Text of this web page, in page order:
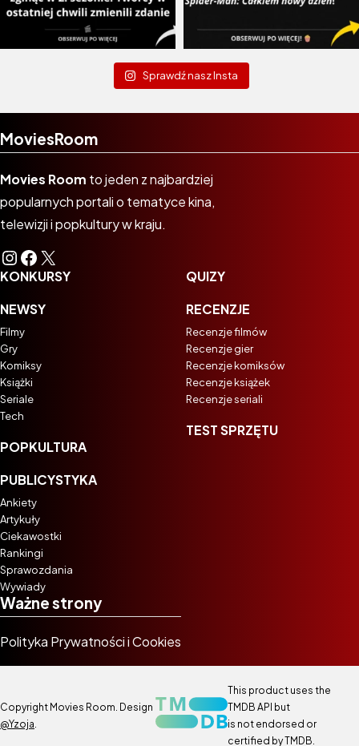
Sprawdź nasz Insta
MoviesRoom
Movies Room to jeden z najbardziej
popularnych portali o tematyce kina,
telewizji i popkultury w kraju.
Instagram
Facebook
X
KONKURSY
NEWSY
Filmy
Gry
Komiksy
Książki
Seriale
Tech
POPKULTURA
PUBLICYSTYKA
Ankiety
Artykuły
Ciekawostki
Rankingi
Sprawozdania
Wywiady
QUIZY
RECENZJE
Recenzje filmów
Recenzje gier
Recenzje komiksów
Recenzje książek
Recenzje seriali
TEST SPRZĘTU
Ważne strony
Polityka Prywatności i Cookies
Copyright Movies Room. Design
@Yzoja
This product uses the
TMDB API but
is not endorsed or
certified by TMDB.